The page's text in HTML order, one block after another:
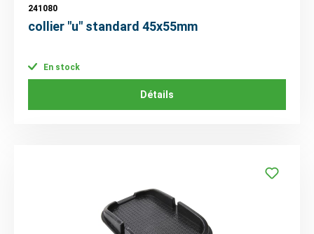
241080
collier "u" standard 45x55mm
En stock
Détails